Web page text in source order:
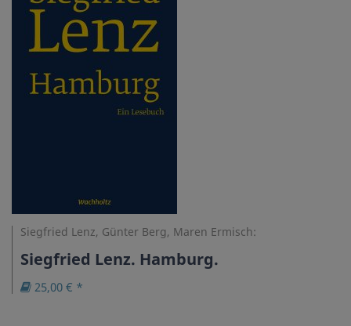
Siegfried Lenz, Günter Berg, Maren Ermisch:
Siegfried Lenz. Hamburg.
25,00 € *